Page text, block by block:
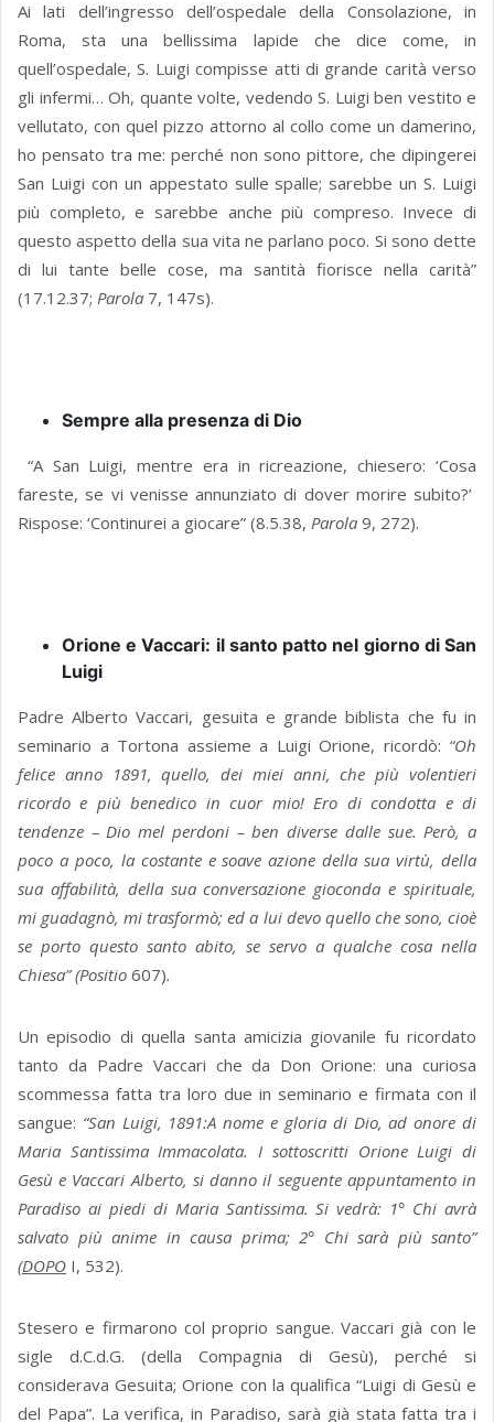
Ai lati dell’ingresso dell’ospedale della Consolazione, in
Roma, sta una bellissima lapide che dice come, in
quell’ospedale, S. Luigi compisse atti di grande carità verso
gli infermi… Oh, quante volte, vedendo S. Luigi ben vestito e
vellutato, con quel pizzo attorno al collo come un damerino,
ho pensato tra me: perché non sono pittore, che dipingerei
San Luigi con un appestato sulle spalle; sarebbe un S. Luigi
più completo, e sarebbe anche più compreso. Invece di
questo aspetto della sua vita ne parlano poco. Si sono dette
di lui tante belle cose, ma santità fiorisce nella carità”
(17.12.37; Parola 7, 147s).
Sempre alla presenza di Dio
“A San Luigi, mentre era in ricreazione, chiesero: ‘Cosa
fareste, se vi venisse annunziato di dover morire subito?’
Rispose: ‘Continurei a giocare” (8.5.38, Parola 9, 272).
Orione e Vaccari: il santo patto nel giorno di San
Luigi
Padre Alberto Vaccari, gesuita e grande biblista che fu in
seminario a Tortona assieme a Luigi Orione, ricordò: “Oh
felice anno 1891, quello, dei miei anni, che più volentieri
ricordo e più benedico in cuor mio! Ero di condotta e di
tendenze – Dio mel perdoni – ben diverse dalle sue. Però, a
poco a poco, la costante e soave azione della sua virtù, della
sua affabilità, della sua conversazione gioconda e spirituale,
mi guadagnò, mi trasformò; ed a lui devo quello che sono, cioè
se porto questo santo abito, se servo a qualche cosa nella
Chiesa” (Positio 607).
Un episodio di quella santa amicizia giovanile fu ricordato
tanto da Padre Vaccari che da Don Orione: una curiosa
scommessa fatta tra loro due in seminario e firmata con il
sangue: “San Luigi, 1891:A nome e gloria di Dio, ad onore di
Maria Santissima Immacolata. I sottoscritti Orione Luigi di
Gesù e Vaccari Alberto, si danno il seguente appuntamento in
Paradiso ai piedi di Maria Santissima. Si vedrà: 1° Chi avrà
salvato più anime in causa prima; 2° Chi sarà più santo”
(DOPO I, 532).
Stesero e firmarono col proprio sangue. Vaccari già con le
sigle d.C.d.G. (della Compagnia di Gesù), perché si
considerava Gesuita; Orione con la qualifica “Luigi di Gesù e
del Papa”. La verifica, in Paradiso, sarà già stata fatta tra i